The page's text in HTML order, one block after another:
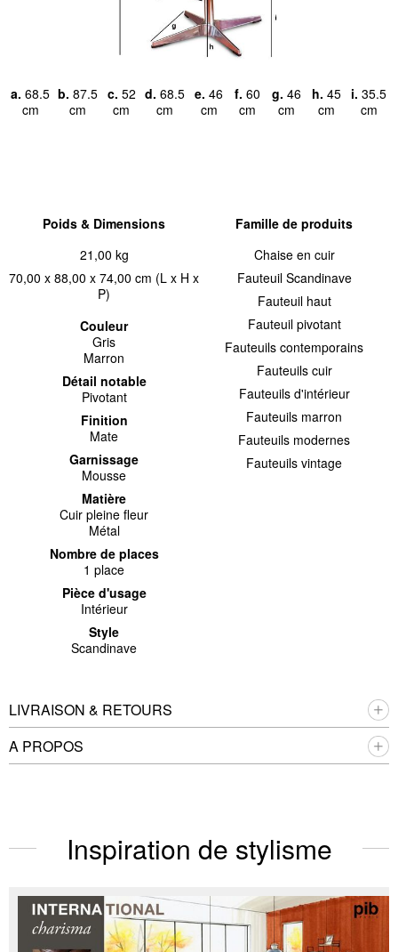
a. 68.5
cm
b. 87.5
cm
c. 52
cm
d. 68.5
cm
e. 46
cm
f. 60
cm
g. 46
cm
h. 45
cm
i. 35.5
cm
Poids & Dimensions
21,00 kg
70,00 x 88,00 x 74,00 cm (L x H x
P)
Couleur
Gris
Marron
Détail notable
Pivotant
Finition
Mate
Garnissage
Mousse
Matière
Cuir pleine fleur
Métal
Nombre de places
1 place
Pièce d'usage
Intérieur
Style
Scandinave
Famille de produits
Chaise en cuir
Fauteuil Scandinave
Fauteuil haut
Fauteuil pivotant
Fauteuils contemporains
Fauteuils cuir
Fauteuils d'intérieur
Fauteuils marron
Fauteuils modernes
Fauteuils vintage
LIVRAISON & RETOURS
A PROPOS
Inspiration de stylisme